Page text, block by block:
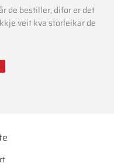
de bestiller, difor er det
veit kva storleikar de